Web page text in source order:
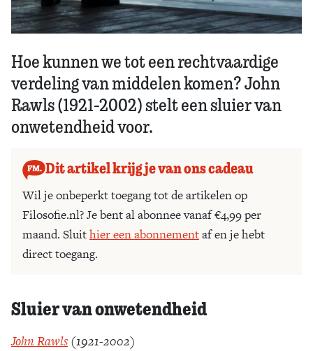
Hoe kunnen we tot een rechtvaardige
verdeling van middelen komen? John
Rawls (1921-2002) stelt een sluier van
onwetendheid voor.
Dit artikel krijg je van ons cadeau
Wil je onbeperkt toegang tot de artikelen op
Filosofie.nl? Je bent al abonnee vanaf €4,99 per
maand. Sluithier een abonnementaf en je hebt
direct toegang.
Sluier van onwetendheid
John Rawls(1921-2002)